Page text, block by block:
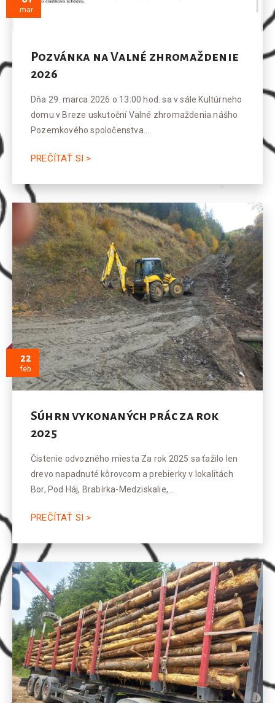
mar
Pozvánka na Valné zhromaždenie
2026
Dňa 29. marca 2026 o 13:00 hod. sa v sále Kultúrneho
domu v Breze uskutoční Valné zhromaždenia nášho
Pozemkového spoločenstva.…
PREČÍTAŤ SI >
22
feb
Súhrn vykonaných prác za rok
2025
Čistenie odvozného miesta Za rok 2025 sa ťažilo len
drevo napadnuté kôrovcom a prebierky v lokalitách
Bor, Pod Háj, Brabírka-Medziskalie,…
PREČÍTAŤ SI >